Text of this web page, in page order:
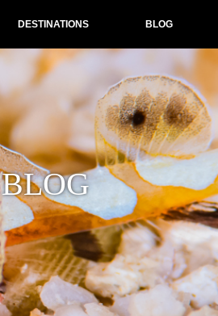
DESTINATIONS BLOG
BLOG